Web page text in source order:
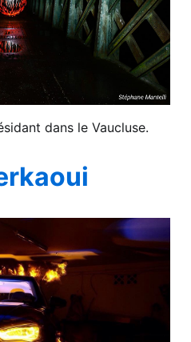
dans le Vaucluse.